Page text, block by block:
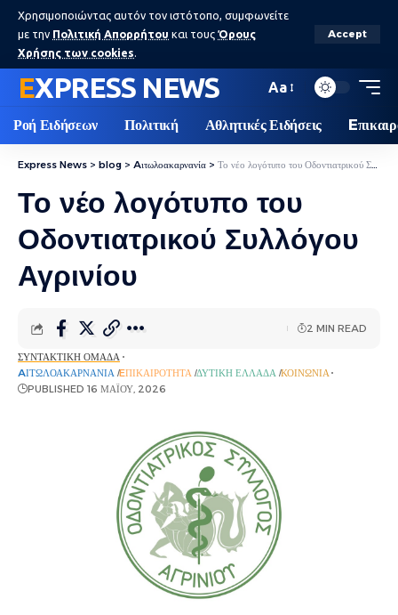
Χρησιμοποιώντας αυτόν τον ιστότοπο, συμφωνείτε
με την Πολιτική Απορρήτου και τους Όρους
Χρήσης των cookies.
Accept
EXPRESS NEWS Aa
Ροή Ειδήσεων Πολιτική Αθλητικές Ειδήσεις
Express News > blog > Aιτωλοακαρνανία > Το νέο λογότυπο του Οδοντιατρικού Συλλόγου Αγρινίου
Το νέο λογότυπο του
Οδοντιατρικού Συλλόγου
Αγρινίου
ΣΥΝΤΑΚΤΙΚΉ ΟΜΆΔΑ
AΙΤΩΛΟΑΚΑΡΝΑΝΊΑ EΠΙΚΑΙΡΌΤΗΤΑ ΔΥΤΙΚΉ ΕΛΛΆΔΑ ΚΟΙΝΩΝΊΑ
PUBLISHED 16 ΜΑΪ́ΟΥ, 2026
2 MIN READ